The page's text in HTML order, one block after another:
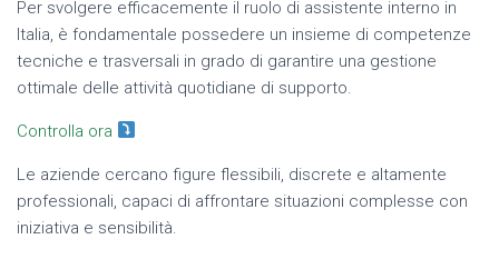
Per svolgere efficacemente il ruolo di assistente interno in
Italia, è fondamentale possedere un insieme di competenze
tecniche e trasversali in grado di garantire una gestione
ottimale delle attività quotidiane di supporto.
Controlla ora
Le aziende cercano figure flessibili, discrete e altamente
professionali, capaci di affrontare situazioni complesse con
iniziativa e sensibilità.